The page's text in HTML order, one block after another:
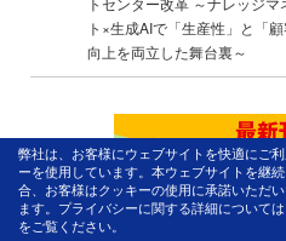
ト×生成AIで「生産性」と「顧
向上を両立した舞台裏～
弊社は、お客様にウェブサイトを快適にご
ーを使用しています。本ウェブサイトを継
合、お客様はクッキーの使用に承諾いただ
ます。プライバシーに関する詳細については
をご覧ください。